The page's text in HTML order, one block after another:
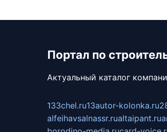
Портал по
Актуальный каталог
133chel.ru13autor-kolonka.ru
alfeihavsalnassr.rualtaipant.ru